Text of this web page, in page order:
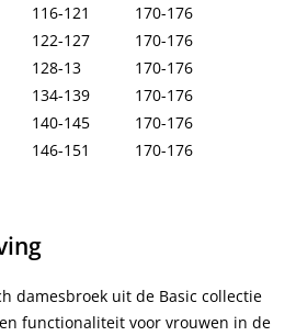
116-121
170-176
122-127
170-176
128-13
170-176
134-139
170-176
140-145
170-176
146-151 170-176
damesbroek uit de Basic collectie
functionaliteit voor vrouwen in de